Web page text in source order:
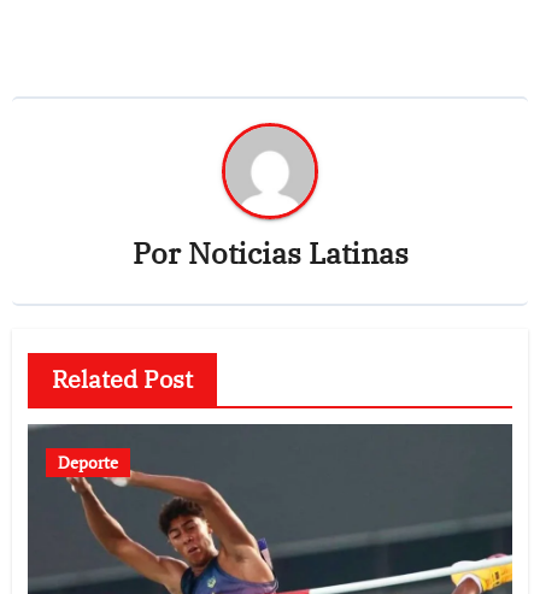
PorNoticias Latinas
Related Post
Deporte